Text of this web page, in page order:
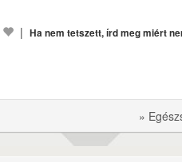
| Ha nem tetszett, írd meg miért
»